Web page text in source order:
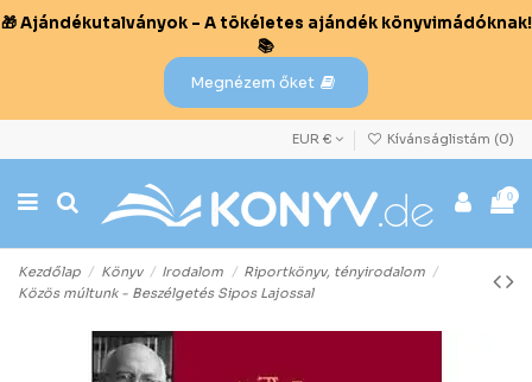
🎁 Ajándékutalványok – A tökéletes ajándék könyvimádóknak!
📚
Megnézem őket
EUR € Kívánságlistám (0)
0
Kezdőlap Könyv Irodalom
Riportkönyv, tényirodalom
Közös múltunk - Beszélgetés Sipos Lajossal